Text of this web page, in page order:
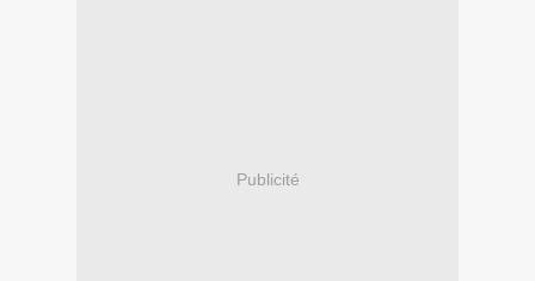
Publicité